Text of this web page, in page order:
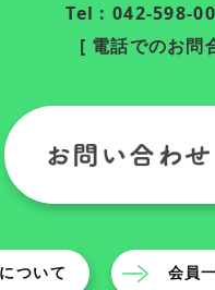
Tel : 042-598-
[ 電話でのお
ついて 会員